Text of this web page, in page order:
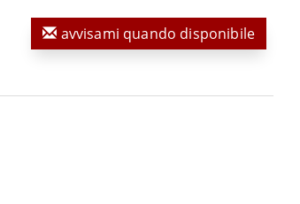
avvisami quando disponibile